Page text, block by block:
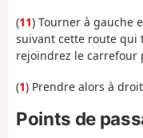
(11) Tourner à gauche
suivant cette route qui
rejoindrez le carrefour
(1) Prendre alors à
Points de